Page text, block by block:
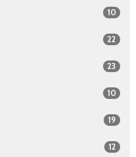
10
22
23
10
19
12